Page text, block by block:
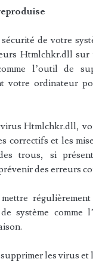
de votre
Htmlchkr.dll sur
l’outil de
votre ordinateur
Htmlchkr.dll,
correctifs et les
trous, si
des erreurs
système comme
les virus et